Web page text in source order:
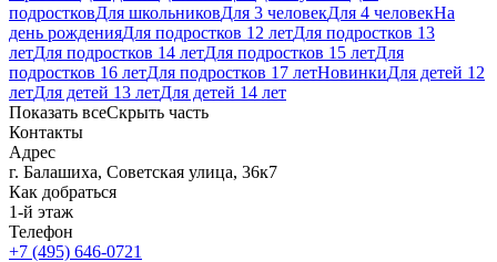
подростковДля школьниковДля 3 человекДля 4 человекНа
день рожденияДля подростков 12 летДля подростков 13
летДля подростков 14 летДля подростков 15 летДля
подростков 16 летДля подростков 17 летНовинкиДля детей 12
летДля детей 13 летДля детей 14 лет
Показать всеСкрыть часть
Контакты
Адрес
г. Балашиха, Советская улица, 36к7
Как добраться
1-й этаж
Телефон
+7 (495) 646-0721